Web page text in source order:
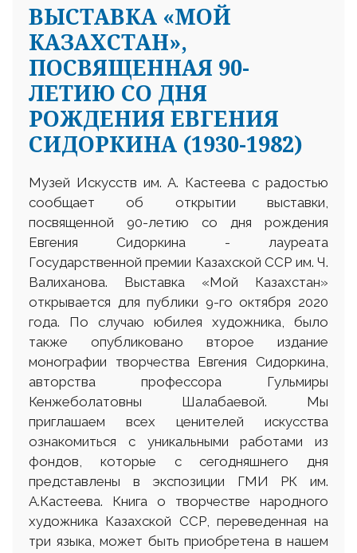
ВЫСТАВКА «МОЙ
КАЗАХСТАН»,
ПОСВЯЩЕННАЯ 90-
ЛЕТИЮ СО ДНЯ
РОЖДЕНИЯ ЕВГЕНИЯ
СИДОРКИНА (1930-1982)
Музей Искусств им. А. Кастеева с радостью
сообщает об открытии выставки,
посвященной 90-летию со дня рождения
Евгения Сидоркина - лауреата
Государственной премии Казахской ССР им. Ч.
Валиханова. Выставка «Мой Казахстан»
открывается для публики 9-го октября 2020
года. По случаю юбилея художника, было
также опубликовано второе издание
монографии творчества Евгения Сидоркина,
авторства профессора Гульмиры
Кенжеболатовны Шалабаевой. Мы
приглашаем всех ценителей искусства
ознакомиться с уникальными работами из
фондов, которые с сегодняшнего дня
представлены в экспозиции ГМИ РК им.
А.Кастеева. Книга о творчестве народного
художника Казахской ССР, переведенная на
три языка, может быть приобретена в нашем